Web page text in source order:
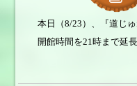
本日（8/23）、『道じ
開館時間を21時まで延